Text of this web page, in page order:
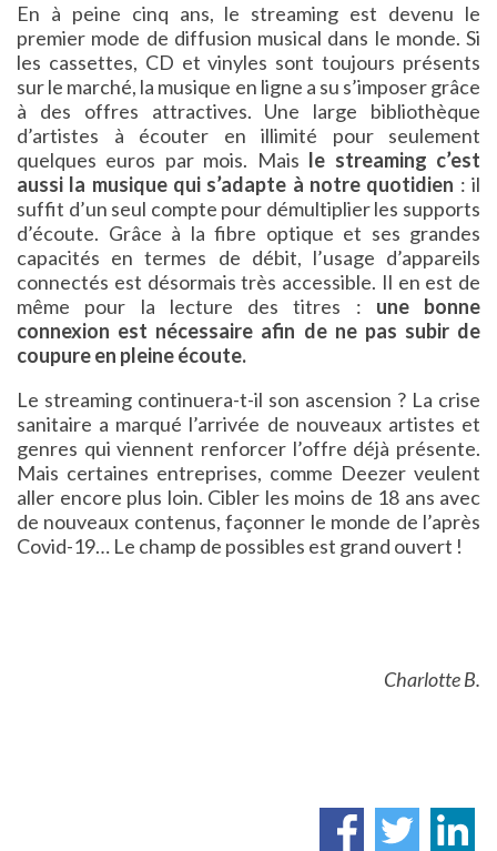
En à peine cinq ans, le streaming est devenu le
premier mode de diffusion musical dans le monde. Si
les cassettes, CD et vinyles sont toujours présents
sur le marché, la musique en ligne a su s’imposer grâce
à des offres attractives. Une large bibliothèque
d’artistes à écouter en illimité pour seulement
quelques euros par mois. Mais le streaming c’est
aussi la musique qui s’adapte à notre quotidien : il
suffit d’un seul compte pour démultiplier les supports
d’écoute. Grâce à la fibre optique et ses grandes
capacités en termes de débit, l’usage d’appareils
connectés est désormais très accessible. Il en est de
même pour la lecture des titres : une bonne
connexion est nécessaire afin de ne pas subir de
coupure en pleine écoute.
Le streaming continuera-t-il son ascension ? La crise
sanitaire a marqué l’arrivée de nouveaux artistes et
genres qui viennent renforcer l’offre déjà présente.
Mais certaines entreprises, comme Deezer veulent
aller encore plus loin. Cibler les moins de 18 ans avec
de nouveaux contenus, façonner le monde de l’après
Covid-19… Le champ de possibles est grand ouvert !
Charlotte B.